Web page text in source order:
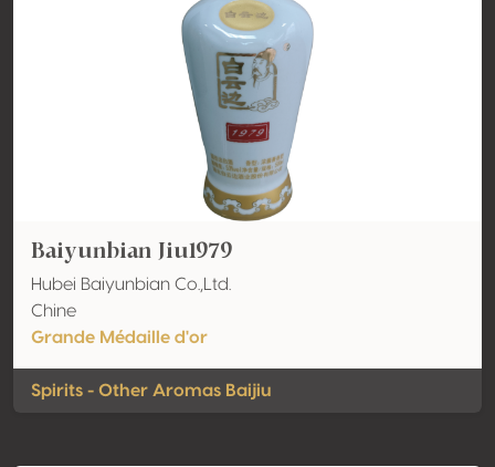
Baiyunbian Jiu1979
Hubei Baiyunbian Co.,Ltd.
Chine
Grande Médaille d'or
Spirits - Other Aromas Baijiu